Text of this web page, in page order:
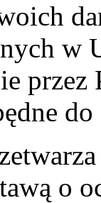
w
przez
o